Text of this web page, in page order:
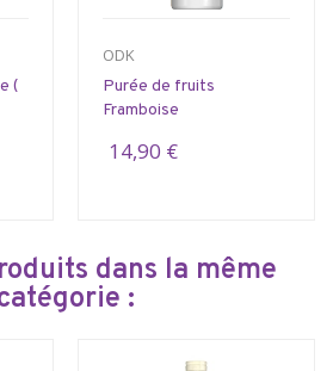
(
ODK
Purée de fruits
Framboise
14,90 €
dans la même
: